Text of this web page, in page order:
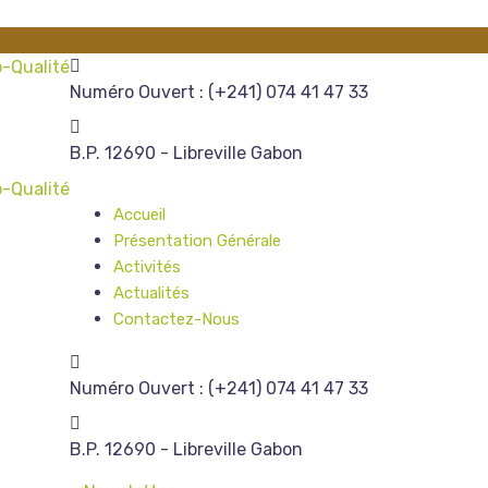
Numéro Ouvert : (+241) 074 41 47 33
B.P. 12690 - Libreville Gabon
Accueil
Présentation Générale
Activités
Actualités
Contactez-Nous
Numéro Ouvert : (+241) 074 41 47 33
B.P. 12690 - Libreville Gabon